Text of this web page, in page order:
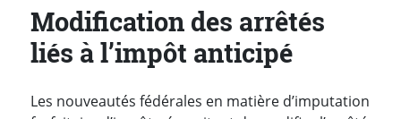
Modification des arrêtés
liés à l’impôt anticipé
Les nouveautés fédérales en matière d’imputation